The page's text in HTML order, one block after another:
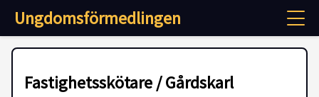
Ungdomsförmedlingen
Fastighetsskötare / Gårdskarl